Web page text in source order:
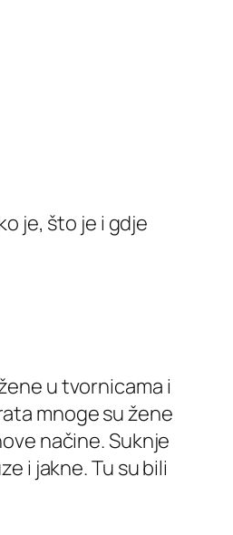
je, što je i gdje
u tvornicama i
mnoge su žene
načine. Suknje
i jakne. Tu su bili